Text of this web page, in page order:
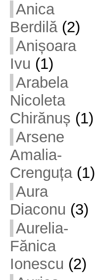
Anica
Berdilă(2)
Anișoara
Ivu (1)
Arabela
Nicoleta
Chirănuș (1)
Arsene
Amalia-
Crenguța(1)
Aura
Diaconu (3)
Aurelia-
Fănica
Ionescu (2)